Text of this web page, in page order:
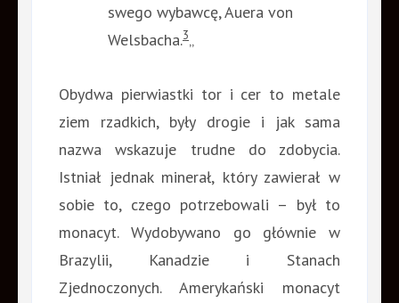
swego wybawcę, Auera von
Welsbacha.3„
Obydwa pierwiastki tor i cer to metale
ziem rzadkich, były drogie i jak sama
nazwa wskazuje trudne do zdobycia.
Istniał jednak minerał, który zawierał w
sobie to, czego potrzebowali – był to
monacyt. Wydobywano go głównie w
Brazylii, Kanadzie i Stanach
Zjednoczonych. Amerykański monacyt